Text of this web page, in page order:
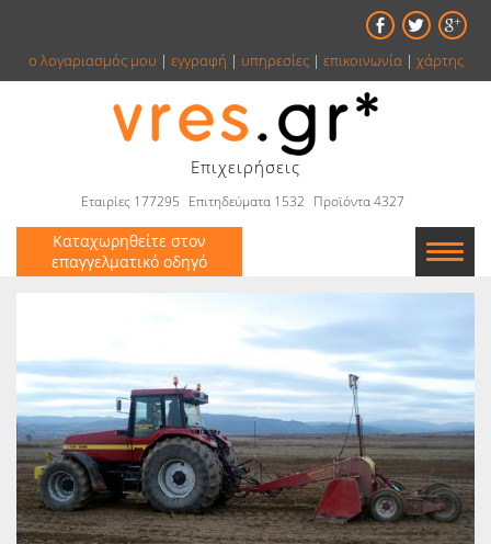
ο λογαριασμός μου | εγγραφή | υπηρεσίες| επικοινωνία| χάρτης
Επιχειρήσεις
Εταιρίες 177295 Επιτηδεύματα 1532 Προϊόντα 4327
Καταχωρηθείτε στον
επαγγελματικό οδηγό
Κατάλογος
Αγγελίες
Βιβλία
Ειδήσεις